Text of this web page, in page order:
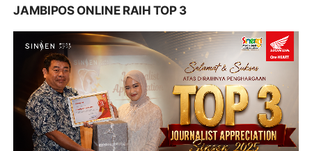
JAMBIPOS ONLINE RAIH TOP 3